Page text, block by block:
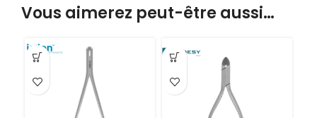
Vous aimerez peut-être aussi…